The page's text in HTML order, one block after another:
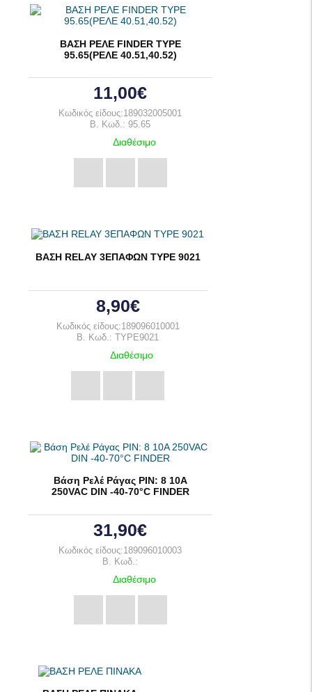
ΒΑΣΗ ΡΕΛΕ FINDER ΤΥΡΕ
95.65(ΡΕΛΕ 40.51,40.52)
11,00€
Κωδικός είδους:189032005001
B. Κωδ.: 95.65
Διαθέσιμο
ΒΑΣΗ RELAY 3ΕΠΑΦΩΝ ΤΥΡΕ 9021
8,90€
Κωδικός είδους:189096010001
B. Κωδ.: TYPE9021
Διαθέσιμο
Βάση Ρελέ Ράγας PIN: 8 10A
250VAC DIN -40-70°C FINDER
31,90€
Κωδικός είδους:189096010003
B. Κωδ.:
Διαθέσιμο